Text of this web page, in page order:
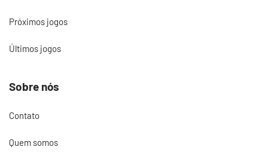
Próximos jogos
Últimos jogos
Sobre nós
Contato
Quem somos